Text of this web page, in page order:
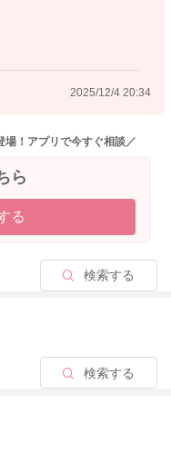
2025/12/4 20:34
場！アプリで今すぐ相談／
ら
る
検索する
検索する